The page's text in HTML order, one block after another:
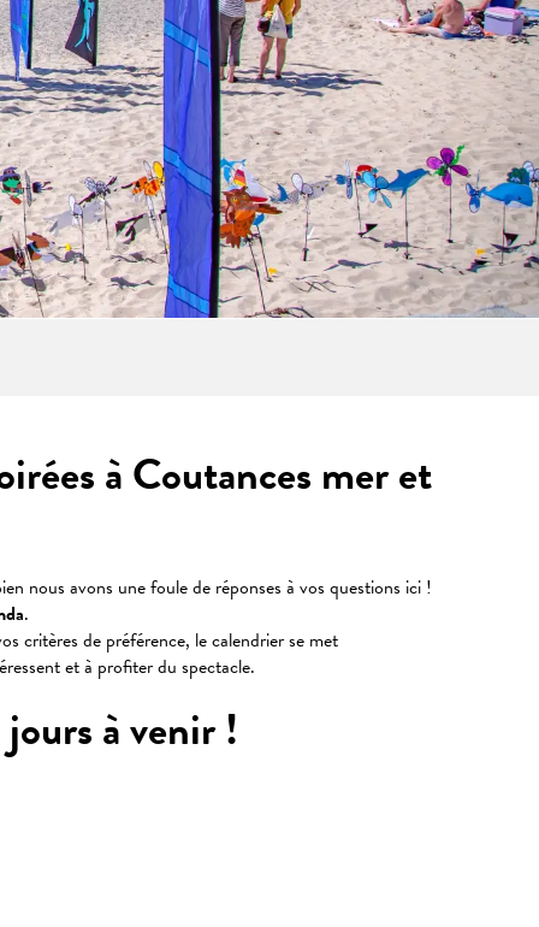
à Coutances mer et
nous avons une foule de réponses à vos questions ici !
.
critères de préférence, le calendrier se met
et à profiter du spectacle.
à venir !